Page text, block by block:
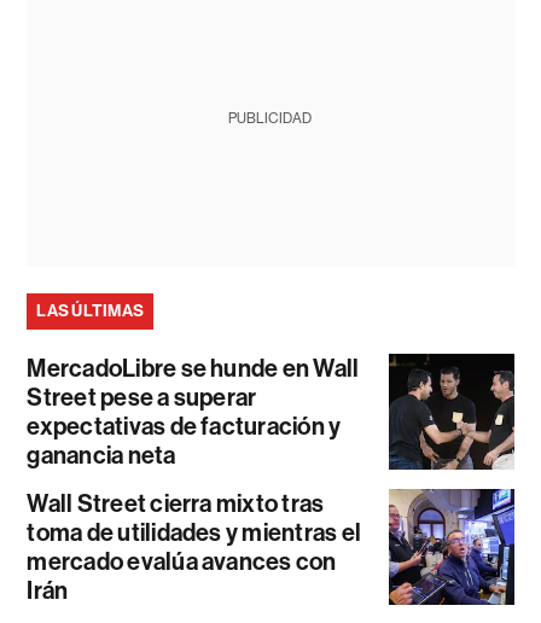
PUBLICIDAD
LAS ÚLTIMAS
MercadoLibre se hunde en Wall
Street pese a superar
expectativas de facturación y
ganancia neta
Wall Street cierra mixto tras
toma de utilidades y mientras el
mercado evalúa avances con
Irán